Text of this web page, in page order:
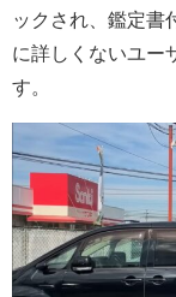
ックされ、鑑定書
に詳しくないユー
す。